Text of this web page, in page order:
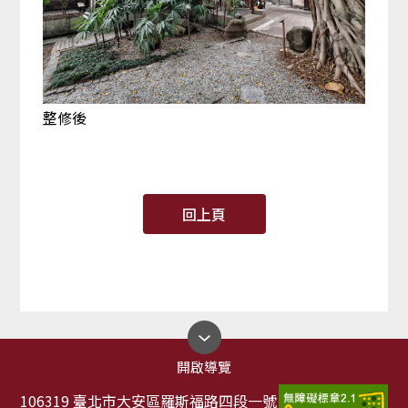
整修後
回上頁
開啟導覽
106319 臺北市大安區羅斯福路四段一號